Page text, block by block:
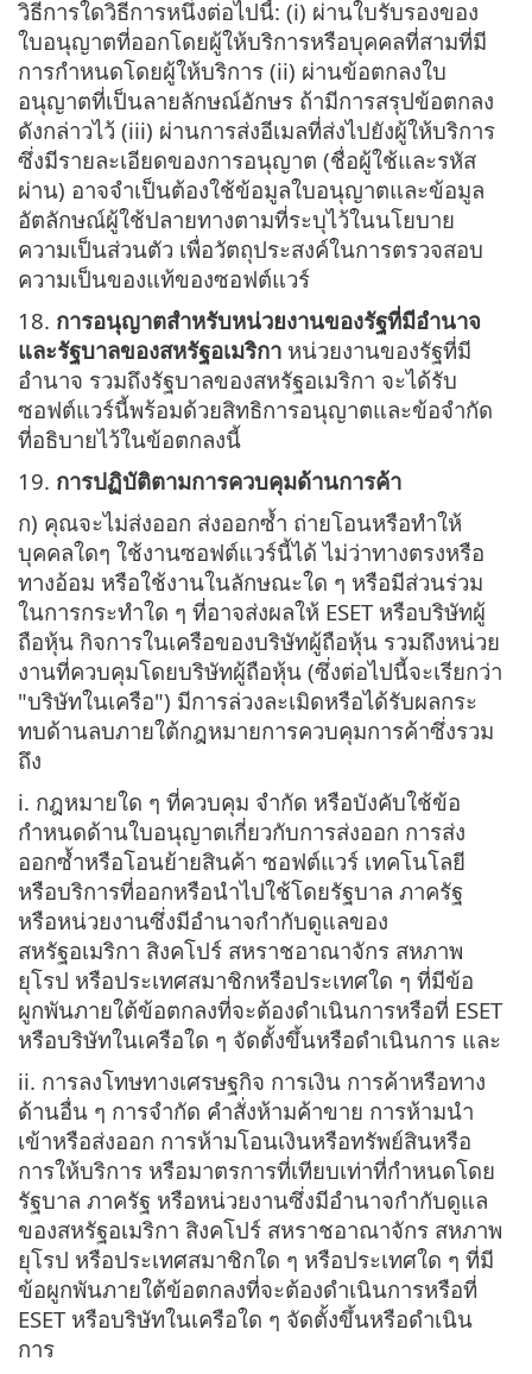
วิธีการใดวิธีการหนึ่งต่อไปนี้: (i) ผ่านใบรับรองของ
ใบอนุญาตที่ออกโดยผู้ให้บริการหรือบุคคลที่สามที่มี
การกำหนดโดยผู้ให้บริการ (ii) ผ่านข้อตกลงใบ
อนุญาตที่เป็นลายลักษณ์อักษร ถ้ามีการสรุปข้อตกลง
ดังกล่าวไว้ (iii) ผ่านการส่งอีเมลที่ส่งไปยังผู้ให้บริการ
ซึ่งมีรายละเอียดของการอนุญาต (ชื่อผู้ใช้และรหัส
ผ่าน) อาจจำเป็นต้องใช้ข้อมูลใบอนุญาตและข้อมูล
อัตลักษณ์ผู้ใช้ปลายทางตามที่ระบุไว้ในนโยบาย
ความเป็นส่วนตัว เพื่อวัตถุประสงค์ในการตรวจสอบ
ความเป็นของแท้ของซอฟต์แวร์
18. การอนุญาตสำหรับหน่วยงานของรัฐที่มีอำนาจ
และรัฐบาลของสหรัฐอเมริกา หน่วยงานของรัฐที่มี
อำนาจ รวมถึงรัฐบาลของสหรัฐอเมริกา จะได้รับ
ซอฟต์แวร์นี้พร้อมด้วยสิทธิการอนุญาตและข้อจำกัด
ที่อธิบายไว้ในข้อตกลงนี้
19. การปฏิบัติตามการควบคุมด้านการค้า
ก) คุณจะไม่ส่งออก ส่งออกซ้ำ ถ่ายโอนหรือทำให้
บุคคลใดๆ ใช้งานซอฟต์แวร์นี้ได้ ไม่ว่าทางตรงหรือ
ทางอ้อม หรือใช้งานในลักษณะใด ๆ หรือมีส่วนร่วม
ในการกระทำใด ๆ ที่อาจส่งผลให้ ESET หรือบริษัทผู้
ถือหุ้น กิจการในเครือของบริษัทผู้ถือหุ้น รวมถึงหน่วย
งานที่ควบคุมโดยบริษัทผู้ถือหุ้น (ซึ่งต่อไปนี้จะเรียกว่า
"บริษัทในเครือ") มีการล่วงละเมิดหรือได้รับผลกระ
ทบด้านลบภายใต้กฎหมายการควบคุมการค้าซึ่งรวม
ถึง
i. กฎหมายใด ๆ ที่ควบคุม จำกัด หรือบังคับใช้ข้อ
กำหนดด้านใบอนุญาตเกี่ยวกับการส่งออก การส่ง
ออกซ้ำหรือโอนย้ายสินค้า ซอฟต์แวร์ เทคโนโลยี
หรือบริการที่ออกหรือนำไปใช้โดยรัฐบาล ภาครัฐ
หรือหน่วยงานซึ่งมีอำนาจกำกับดูแลของ
สหรัฐอเมริกา สิงคโปร์ สหราชอาณาจักร สหภาพ
ยุโรป หรือประเทศสมาชิกหรือประเทศใด ๆ ที่มีข้อ
ผูกพันภายใต้ข้อตกลงที่จะต้องดำเนินการหรือที่ ESET
หรือบริษัทในเครือใด ๆ จัดตั้งขึ้นหรือดำเนินการ และ
ii. การลงโทษทางเศรษฐกิจ การเงิน การค้าหรือทาง
ด้านอื่น ๆ การจำกัด คำสั่งห้ามค้าขาย การห้ามนำ
เข้าหรือส่งออก การห้ามโอนเงินหรือทรัพย์สินหรือ
การให้บริการ หรือมาตรการที่เทียบเท่าที่กำหนดโดย
รัฐบาล ภาครัฐ หรือหน่วยงานซึ่งมีอำนาจกำกับดูแล
ของสหรัฐอเมริกา สิงคโปร์ สหราชอาณาจักร สหภาพ
ยุโรป หรือประเทศสมาชิกใด ๆ หรือประเทศใด ๆ ที่มี
ข้อผูกพันภายใต้ข้อตกลงที่จะต้องดำเนินการหรือที่
ESET หรือบริษัทในเครือใด ๆ จัดตั้งขึ้นหรือดำเนิน
การ